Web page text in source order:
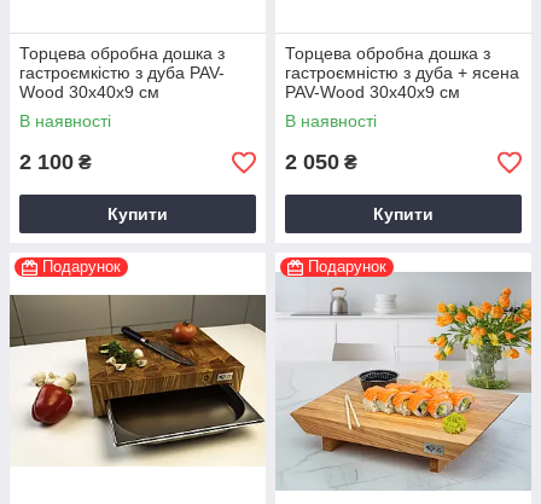
Торцева обробна дошка з
гастроємкістю з дуба PAV-
Wood 30х40х9 см
В наявності
2 100 ₴
Купити
Торцева обробна дошка з
гастроємністю з дуба + ясена
PAV-Wood 30х40х9 см
В наявності
2 050 ₴
Купити
Подарунок Подарунок